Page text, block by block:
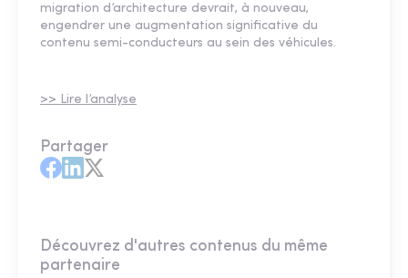
migration d’architecture devrait, à nouveau,
engendrer une augmentation significative du
contenu semi-conducteurs au sein des véhicules.
>> Lire l’analyse
Partager
Découvrez d'autres contenus du même
partenaire